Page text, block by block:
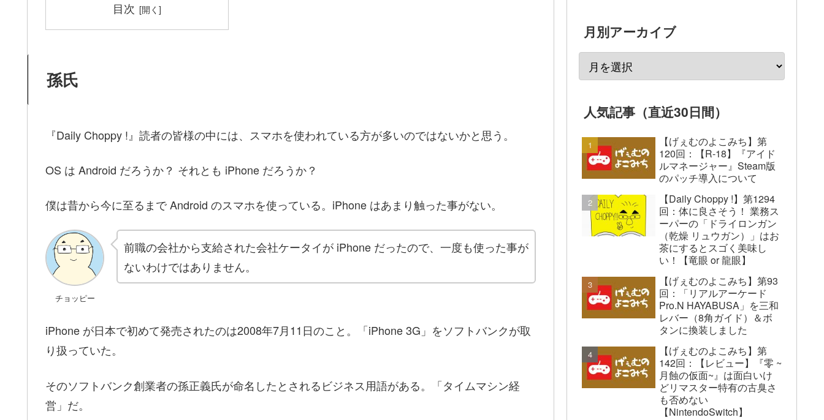
目次
孫氏
『Daily Choppy !』読者の皆様の中には、スマホを使われている方が多いのではないかと思う。
OS は Android だろうか？ それとも iPhone だろうか？
僕は昔から今に至るまで Android のスマホを使っている。iPhone はあまり触った事がない。
チョッピー
前職の会社から支給された会社ケータイが iPhone だったので、一度も使った事が
ないわけではありません。
iPhone が日本で初めて発売されたのは2008年7月11日のこと。「iPhone 3G」をソフトバンクが取
り扱っていた。
そのソフトバンク創業者の孫正義氏が命名したとされるビジネス用語がある。「タイムマシン経
営」だ。
月別アーカイブ
人気記事（直近30日間）
【げぇむのよこみち】第
120回：【R-18】『アイド
ルマネージャー』Steam版
のパッチ導入について
【Daily Choppy !】第1294
回：体に良さそう！ 業務ス
ーパーの「ドライロンガン
（乾燥 リュウガン）」はお
茶にするとスゴく美味し
い！【竜眼 or 龍眼】
【げぇむのよこみち】第93
回：「リアルアーケード
Pro.N HAYABUSA」を三和
レバー（8角ガイド）＆ボ
タンに換装しました
【げぇむのよこみち】第
142回：【レビュー】『零 ~
月蝕の仮面~』は面白いけ
どリマスター特有の古臭さ
も否めない
【NintendoSwitch】